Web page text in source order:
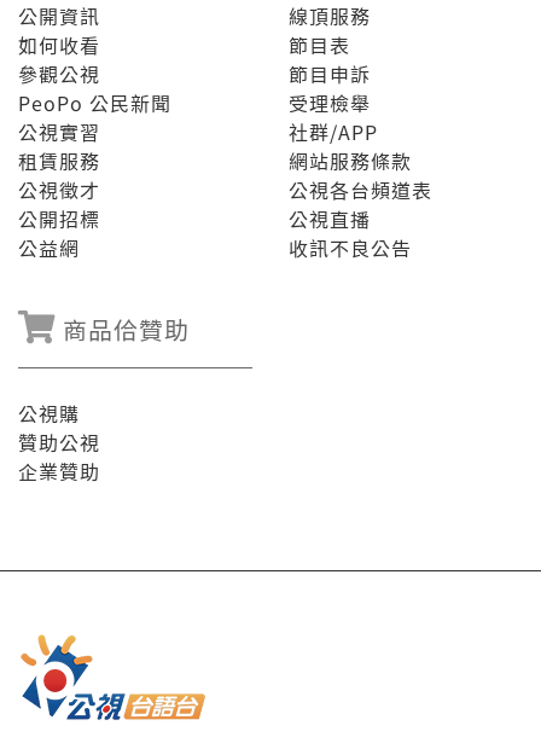
公開資訊
如何收看
參觀公視
PeoPo 公民新聞
公視實習
租賃服務
公視徵才
公開招標
公益網
線頂服務
節目表
節目申訴
受理檢舉
社群/APP
網站服務條款
公視各台頻道表
公視直播
收訊不良公告
商品佮贊助
公視購
贊助公視
企業贊助